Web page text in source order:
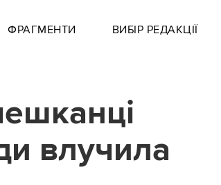
ФРАГМЕНТИ ВИБІР РЕДАКЦІЇ
влучила